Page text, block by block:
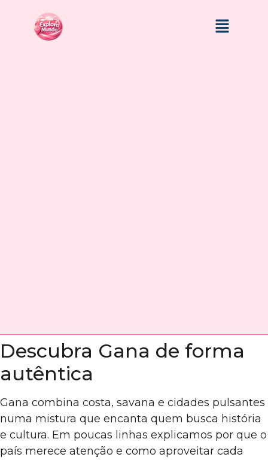
Descubra Gana de forma
autêntica
Gana combina costa, savana e cidades pulsantes
numa mistura que encanta quem busca história
e cultura. Em poucas linhas explicamos por que o
país merece atenção e como aproveitar cada